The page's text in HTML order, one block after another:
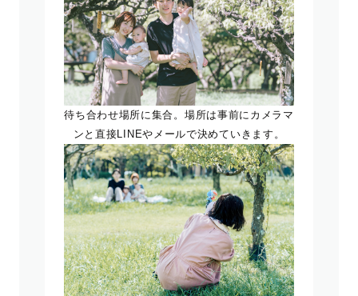
待ち合わせ場所に集合。場所は事前にカメラマ
ンと直接LINEやメールで決めていきます。